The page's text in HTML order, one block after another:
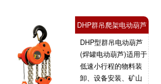
DHP群吊爬架电动葫芦
DHP型群吊电动葫芦
(焊罐电动葫芦)适用于
低速小行程的物料装
卸、设备安装、矿山